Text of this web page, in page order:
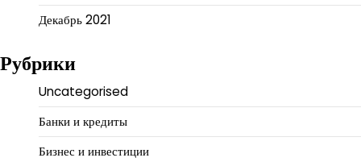
Декабрь 2021
Рубрики
Uncategorised
Банки и кредиты
Бизнес и инвестиции